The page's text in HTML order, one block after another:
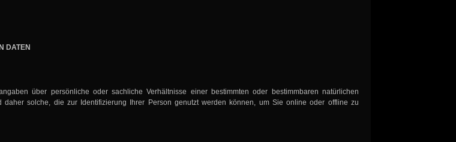
DATEN
über persönliche oder sachliche Verhältnisse einer bestimmten oder bestimmbaren natürlichen
daher solche, die zur Identifizierung Ihrer Person genutzt werden können, um Sie online oder offline zu